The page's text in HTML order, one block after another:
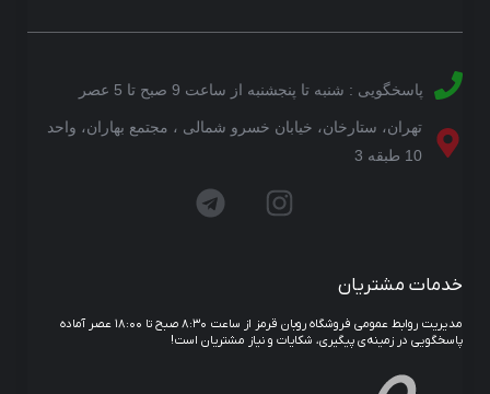
پاسخگویی : شنبه تا پنجشنبه از ساعت 9 صبح تا 5 عصر
تهران، ستارخان، خیابان خسرو شمالی ، مجتمع بهاران، واحد
10 طبقه 3
خدمات مشتریان
مدیریت روابط عمومی فروشگاه روبان قرمز از ساعت ۸:۳۰ صبح تا ۱۸:۰۰ عصر آماده
پاسخگویی در زمینه‌ی پیگیری، شکایات و نیاز مشتریان است!